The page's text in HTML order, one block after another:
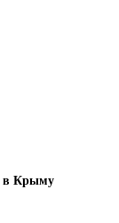
в Крыму